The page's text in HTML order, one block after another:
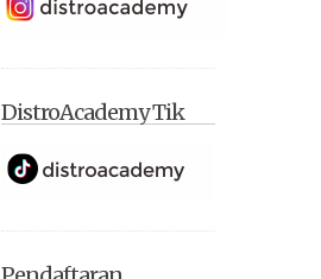
DistroAcademy Tik